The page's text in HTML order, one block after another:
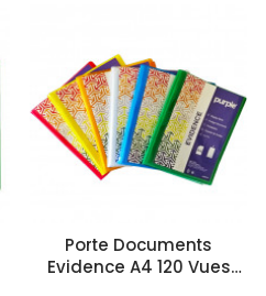
Porte Documents
Evidence A4 120 Vues